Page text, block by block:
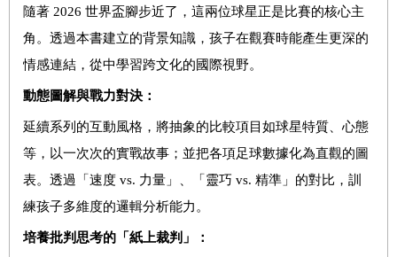
隨著 2026 世界盃腳步近了，這兩位球星正是比賽的核心主
角。透過本書建立的背景知識，孩子在觀賽時能產生更深的
情感連結，從中學習跨文化的國際視野。
動態圖解與戰力對決：
延續系列的互動風格，將抽象的比較項目如球星特質、心態
等，以一次次的實戰故事；並把各項足球數據化為直觀的圖
表。透過「速度 vs. 力量」、「靈巧 vs. 精準」的對比，訓
練孩子多維度的邏輯分析能力。
培養批判思考的「紙上裁判」：